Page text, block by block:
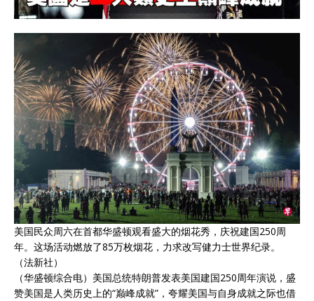
美国民众周六在首都华盛顿观看盛大的烟花秀，庆祝建国250周
年。这场活动燃放了85万枚烟花，力求改写健力士世界纪录。
（法新社）
（华盛顿综合电）美国总统特朗普发表美国建国250周年演说，盛
赞美国是人类历史上的“巅峰成就”，夸耀美国与自身成就之际也借